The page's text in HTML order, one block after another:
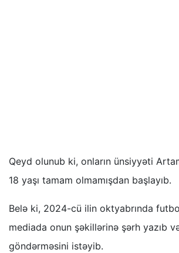
Qeyd olunub ki, onların ünsiyyəti
18 yaşı tamam olmamışdan başlayıb.
Belə ki, 2024-cü ilin oktyabrında
mediada onun şəkillərinə şərh yazıb
göndərməsini istəyib.